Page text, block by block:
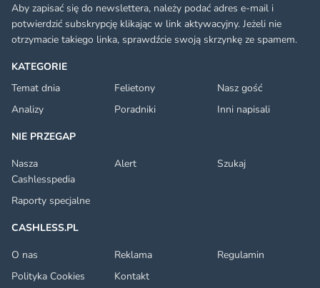
KATEGORIE
Temat dnia
Felietony
Nasz gość
Analizy
Poradniki
Inni napisali
NIE PRZEGAP
Nasza
Cashlesspedia
Alert Szukaj
Raporty specjalne
CASHLESS.PL
O nas
Reklama
Regulamin
Polityka Cookies
Kontakt
Aby zapisać się do newslettera, należy podać adres e-mail i
potwierdzić subskrypcję klikając w link aktywacyjny. Jeżeli nie
otrzymacie takiego linka, sprawdźcie swoją skrzynkę ze spamem.